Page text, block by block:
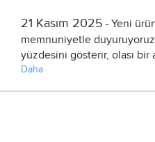
21 Kasım 2025 - Yeni
memnuniyetle
yüzdesini gösterir, olası bir
Daha